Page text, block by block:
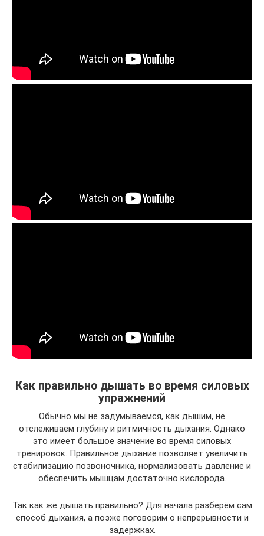
Как правильно дышать во время силовых
упражнений
Обычно мы не задумываемся, как дышим, не
отслеживаем глубину и ритмичность дыхания. Однако
это имеет большое значение во время силовых
тренировок. Правильное дыхание позволяет увеличить
стабилизацию позвоночника, нормализовать давление и
обеспечить мышцам достаточно кислорода.
Так как же дышать правильно? Для начала разберём сам
способ дыхания, а позже поговорим о непрерывности и
задержках.